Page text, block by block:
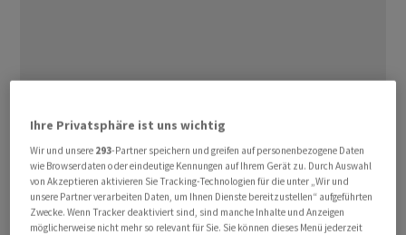
RolltreppenherstellersSchindler
auf 198,00 Franken, während der Gesamtmarkt
gemessen amSwiss Performance Index(SPI) 0,28
Prozent gewinnt.Schindler-PS haben seit dem
Jahreshöhepunkt im März 6 Prozent verloren.
Ihre Privatsphäre ist uns wichtig
Wir und unsere 293-Partner speichern und greifen auf personenbezogene Daten
wie Browserdaten oder eindeutige Kennungen auf Ihrem Gerät zu. Durch Auswahl
von Akzeptieren aktivieren Sie Tracking-Technologien für die unter „Wir und
unsere Partner verarbeiten Daten, um Ihnen Dienste bereitzustellen“ aufgeführten
Zwecke. Wenn Tracker deaktiviert sind, sind manche Inhalte und Anzeigen
möglicherweise nicht mehr so relevant für Sie. Sie können dieses Menü jederzeit